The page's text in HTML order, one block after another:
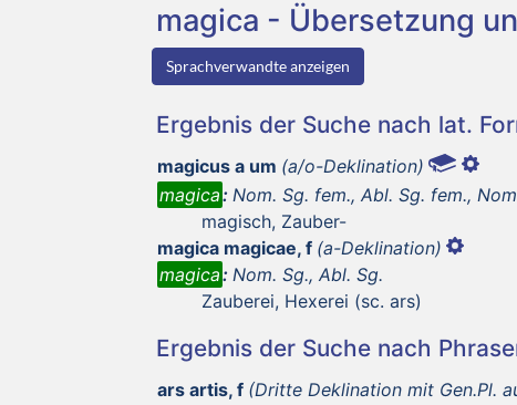
magica - Übersetzung
Sprachverwandte anzeigen
Ergebnis der Suche nach lat.
magicus a um (a/o-Deklination)
magica: Nom. Sg. fem., Abl. Sg. fem.,
magisch, Zauber-
magica magicae, f (a-Deklination)
magica: Nom. Sg., Abl. Sg.
Zauberei, Hexerei (sc. ars)
Ergebnis der Suche nach
ars artis, f (Dritte Deklination mit Gen.Pl.